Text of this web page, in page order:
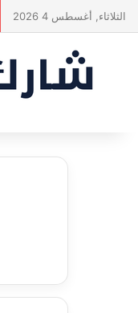
الثلاثاء, أغسطس 4 2026